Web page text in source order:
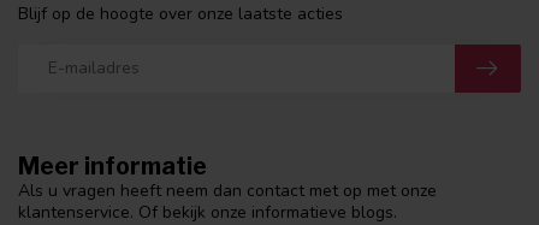
Meer informatie
Als u vragen heeft neem dan contact met op met onze
klantenservice. Of bekijk onze informatieve blogs.
Blijf op de hoogte over onze laatste acties